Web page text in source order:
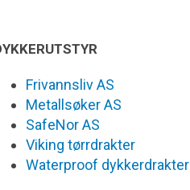
Frivannsliv AS
Metallsøker AS
SafeNor AS
Viking tørrdrakter
Waterproof dykkerdrakter